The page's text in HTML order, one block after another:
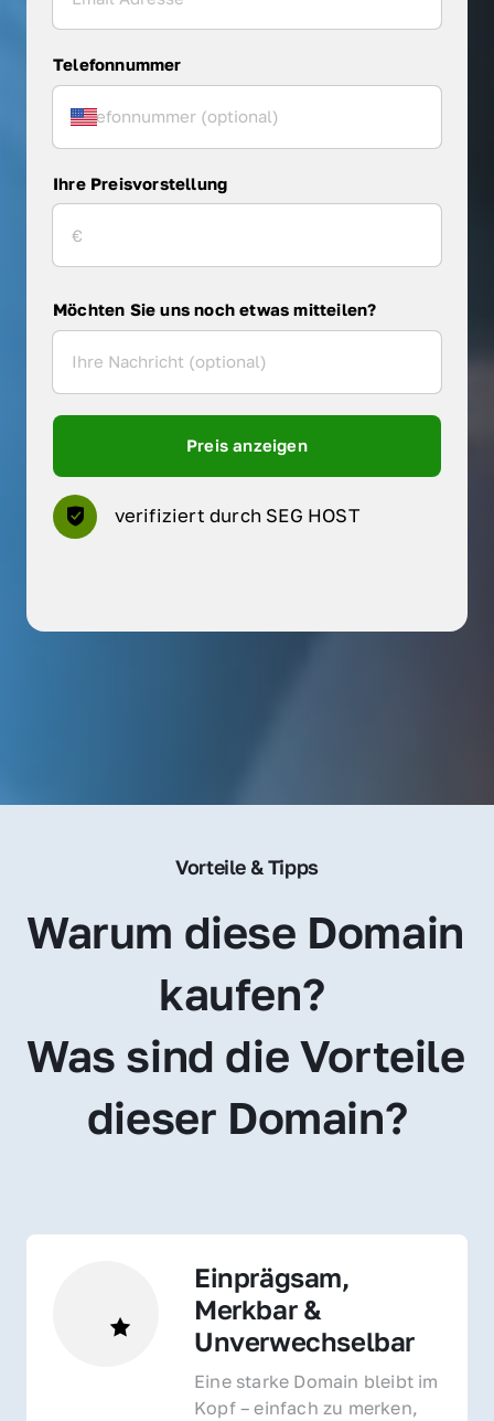
Telefonnummer
Ihre Preisvorstellung
Möchten Sie uns noch etwas mitteilen?
Preis anzeigen
verifiziert durch SEG HOST
Vorteile & Tipps
Warum diese Domain
kaufen?
Was sind die Vorteile
dieser Domain?
Einprägsam,
Merkbar &
Unverwechselbar
Eine starke Domain bleibt im
Kopf – einfach zu merken,